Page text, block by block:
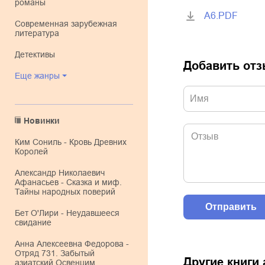
романы
современная зарубежная
литература
детективы
Еще жанры
Новинки
Ким Сониль - Кровь Древних
Королей
Александр Николаевич
Афанасьев - Сказка и миф.
Тайны народных поверий
Бет О'Лири - Неудавшееся
свидание
Анна Алексеевна Федорова -
Отряд 731. Забытый
азиатский Освенцим
A6.PDF
Добавить
Другие книги